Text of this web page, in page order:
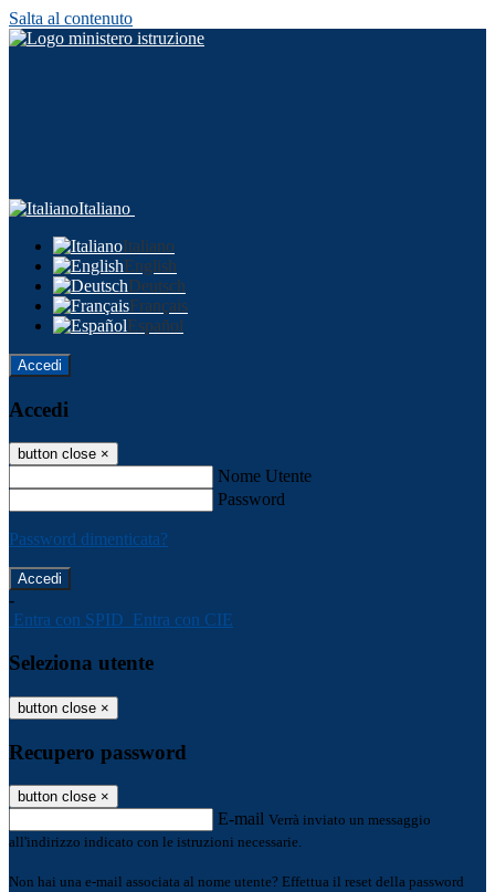
Salta al contenuto
Italiano
Italiano
English
Deutsch
Français
Español
Accedi
Accedi
button close ×
Nome Utente
Password
Password dimenticata?
-
Entra con SPID Entra con CIE
Seleziona utente
button close ×
Recupero password
button close ×
E-mail Verrà inviato un messaggio
all'indirizzo indicato con le istruzioni necessarie.
Non hai una e-mail associata al nome utente? Effettua il reset della password